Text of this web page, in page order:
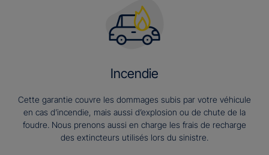
Incendie
Cette garantie couvre les dommages subis par votre véhicule
en cas d’incendie, mais aussi d’explosion ou de chute de la
foudre. Nous prenons aussi en charge les frais de recharge
des extincteurs utilisés lors du sinistre.